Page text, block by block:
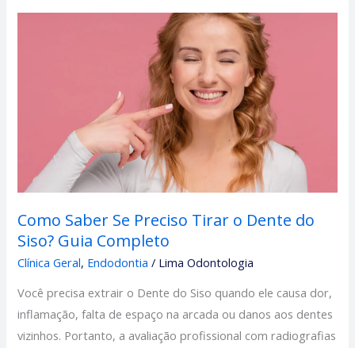
Como Saber Se Preciso Tirar o Dente do
Siso? Guia Completo
Clínica Geral, Endodontia / Lima Odontologia
Você precisa extrair o Dente do Siso quando ele causa dor,
inflamação, falta de espaço na arcada ou danos aos dentes
vizinhos. Portanto, a avaliação profissional com radiografias
Siso?
Guia
Completo